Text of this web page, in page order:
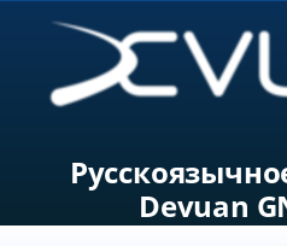
Devuan